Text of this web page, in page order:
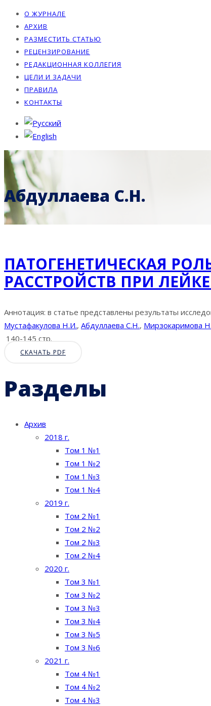
О ЖУРНАЛЕ
АРХИВ
РАЗМЕСТИТЬ СТАТЬЮ
РЕЦЕНЗИРОВАНИЕ
РЕДАКЦИОННАЯ КОЛЛЕГИЯ
ЦЕЛИ И ЗАДАЧИ
ПРАВИЛА
КОНТАКТЫ
Абдуллаева С.Н.
ПАТОГЕНЕТИЧЕСКАЯ
РАССТРОЙСТВ ПРИ
Аннотация: в статье представлены результаты
Мустафакулова Н.И., Абдуллаева С.Н., Мирзокаримова
140-145 стр.
СКАЧАТЬ PDF
Разделы
Архив
2018 г.
Том 1 №1
Том 1 №2
Том 1 №3
Том 1 №4
2019 г.
Том 2 №1
Том 2 №2
Том 2 №3
Том 2 №4
2020 г.
Том 3 №1
Том 3 №2
Том 3 №3
Том 3 №4
Том 3 №5
Том 3 №6
2021 г.
Том 4 №1
Том 4 №2
Том 4 №3